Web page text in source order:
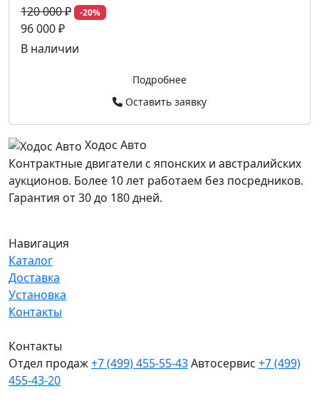
120 000 ₽ -20%
96 000 ₽
В наличии
Подробнее
Оставить заявку
Ходос Авто
Контрактные двигатели с японских и австралийских
аукционов. Более 10 лет работаем без посредников.
Гарантия от 30 до 180 дней.
Навигация
Каталог
Доставка
Установка
Контакты
Контакты
Отдел продаж+7 (499) 455-55-43Автосервис +7 (499)
455-43-20